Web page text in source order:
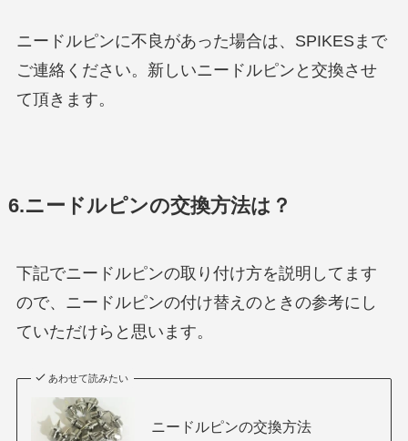
ニードルピンに不良があった場合は、SPIKESまで
ご連絡ください。新しいニードルピンと交換させ
て頂きます。
6.ニードルピンの交換方法は？
下記でニードルピンの取り付け方を説明してます
ので、ニードルピンの付け替えのときの参考にし
ていただけらと思います。
あわせて読みたい
ニードルピンの交換方法